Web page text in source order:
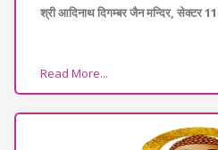
श्री आदिनाथ दिगम्बर जैन मन्दिर, सेक्टर 11
Read More...